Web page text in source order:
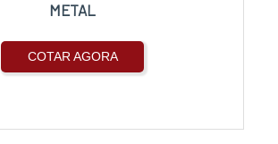
METAL
COTAR AGORA